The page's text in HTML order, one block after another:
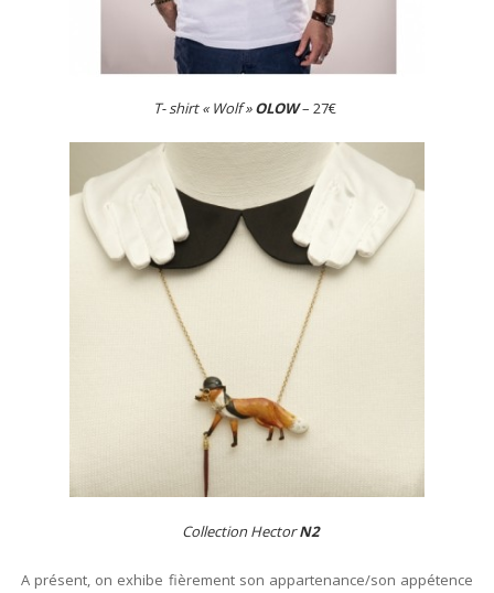
T- shirt « Wolf »OLOW– 27€
Collection HectorN2
A présent, on exhibe fièrement son appartenance/son appétence